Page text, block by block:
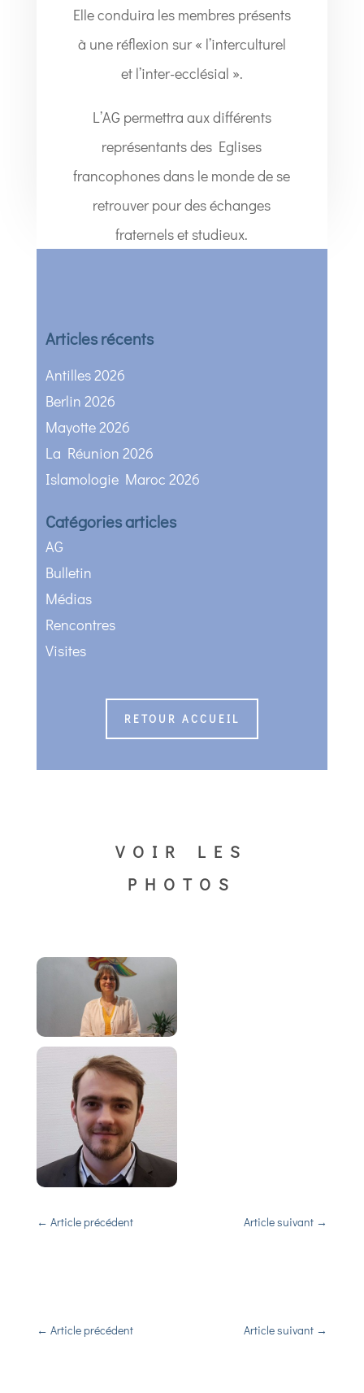
Elle conduira les membres présents
à une réflexion sur « l’interculturel
et l’inter-ecclésial ».
L’AG permettra aux différents
représentants des Eglises
francophones dans le monde de se
retrouver pour des échanges
fraternels et studieux.
Articles récents
Antilles 2026
Berlin 2026
Mayotte 2026
La Réunion 2026
Islamologie Maroc 2026
Catégories articles
AG
Bulletin
Médias
Rencontres
Visites
RETOUR ACCUEIL
VOIR LES
PHOTOS
← Article précédent Article suivant →
← Article précédent Article suivant →